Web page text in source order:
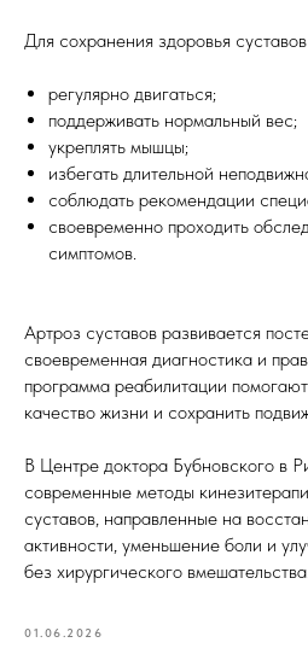
Для сохранения здоровья
регулярно двигаться;
поддерживать нормальный вес;
укреплять мышцы;
избегать длительной
соблюдать рекомендации
своевременно проходить
симптомов.
Артроз суставов развивается
своевременная диагностика и
программа реабилитации
качество жизни и сохранить
В Центре доктора Бубновского в
современные методы
суставов, направленные на
активности, уменьшение боли и
без хирургического
01.06.2026